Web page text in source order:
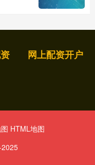
网上配资开户
HTML地图